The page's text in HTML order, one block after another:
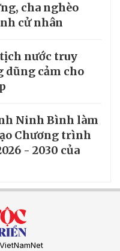
cha nghèo
cử nhân
nước truy
dũng cảm cho
Ninh Bình làm
Chương trình
- 2030 của